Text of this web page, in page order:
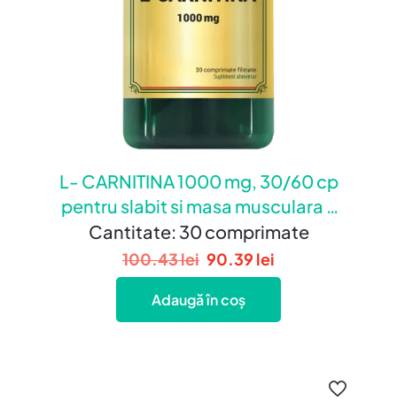
L- CARNITINA 1000 mg, 30/60 cp
pentru slabit si masa musculara –
30 comprimate
Cantitate: 30 comprimate
100.43lei 90.39 lei
Adaugă în coș